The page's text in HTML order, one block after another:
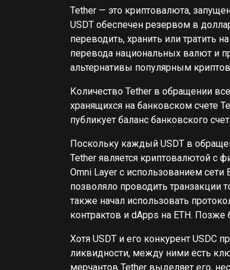
Tether — это криптовалюта,
USDT обеспечен резервом в
переводить, хранить или тратить
перевода национальных валют и
альтернативы популярным
Количество Tether в обращении
хранящихся на банковском счете
публикует баланс банковского
Поскольку каждый USDT в
Tether является криптовалютой с
Omni Layer с использованием сети
позволяло проводить транзакции
также начал использовать
контрактов и dApps на ETH.
Хотя USDT и его конкурент
ликвидности, между ними есть
мерчантов Tether выделяет его,